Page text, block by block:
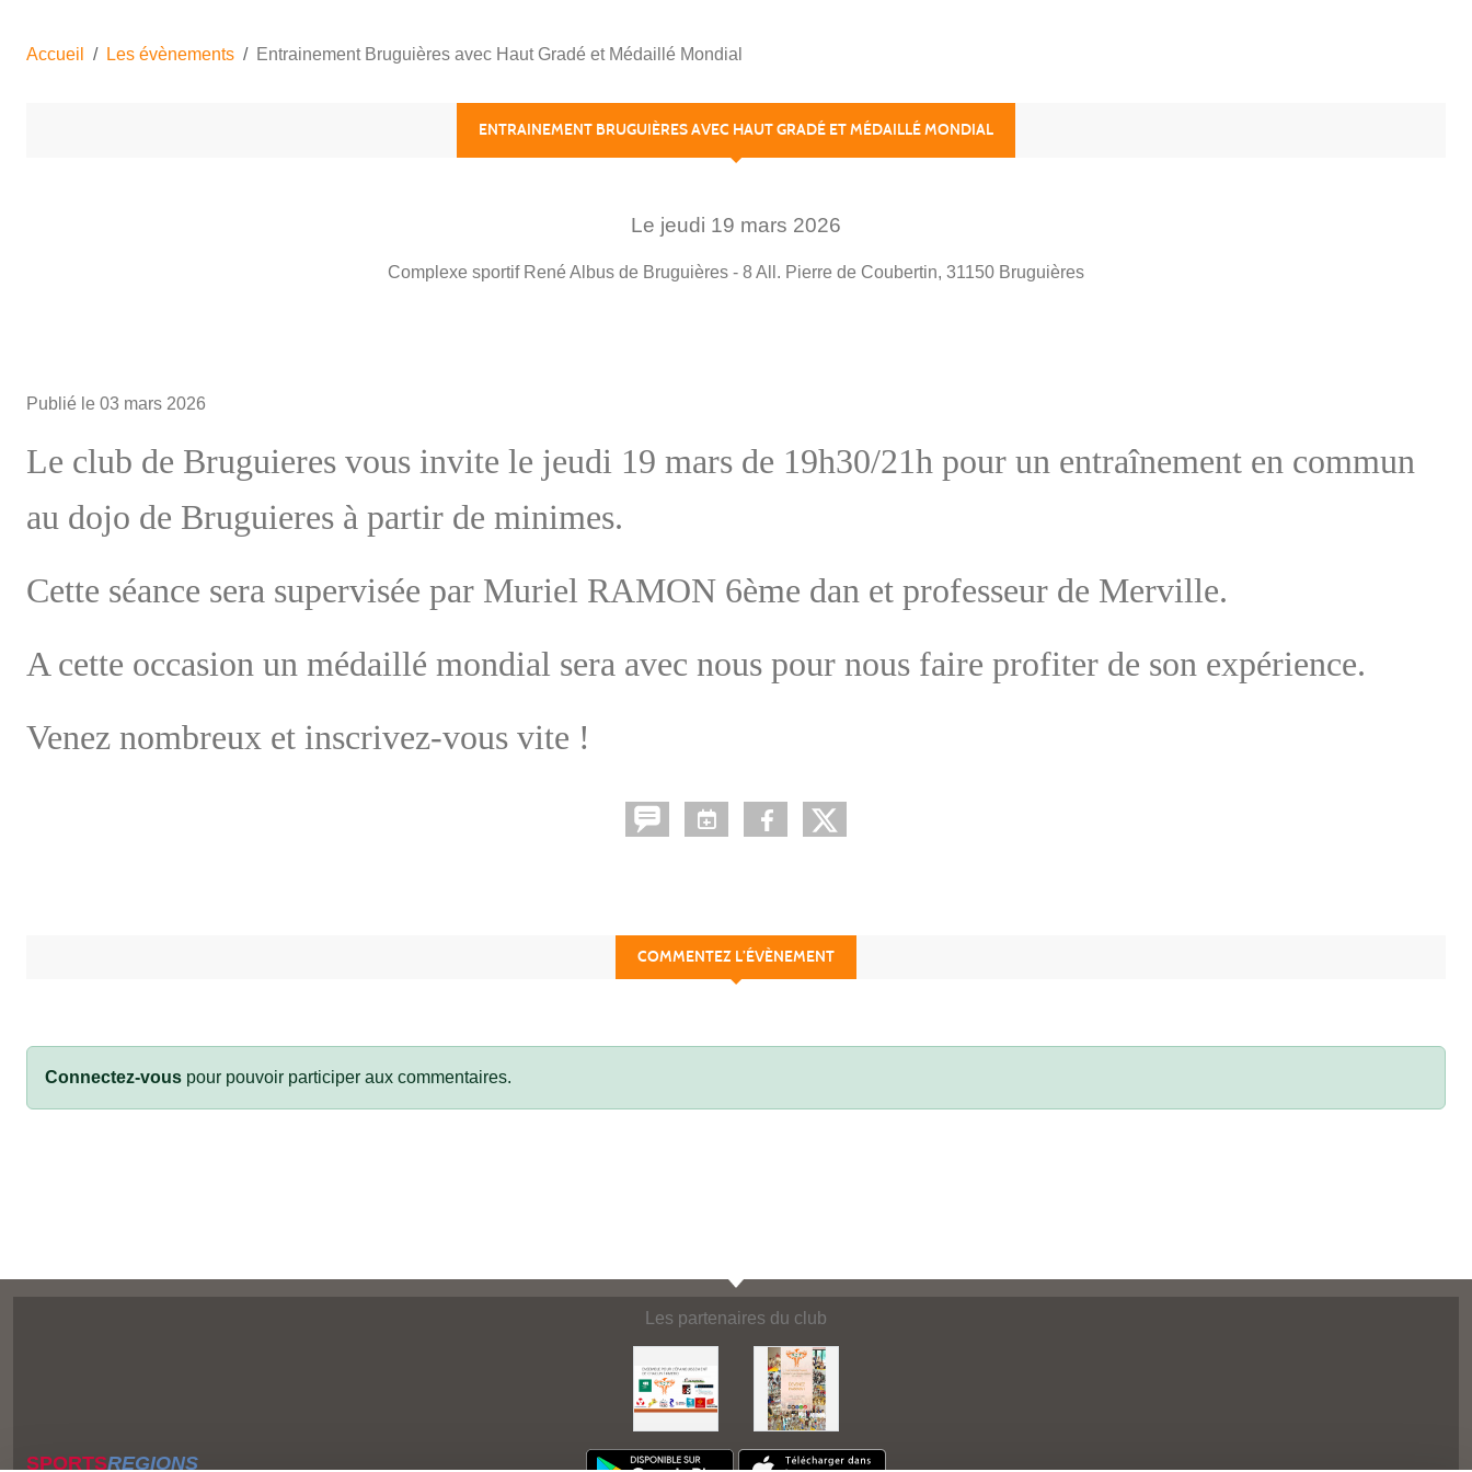
Accueil Les évènements Entrainement Bruguières avec Haut Gradé et Médaillé Mondial
ENTRAINEMENT BRUGUIÈRES AVEC HAUT GRADÉ ET MÉDAILLÉ MONDIAL
Le jeudi 19 mars 2026
Complexe sportif René Albus de Bruguières - 8 All. Pierre de Coubertin, 31150 Bruguières
Publié le 03 mars 2026
Le club de Bruguieres vous invite le jeudi 19 mars de 19h30/21h pour un entraînement en commun
au dojo de Bruguieres à partir de minimes.
Cette séance sera supervisée par Muriel RAMON 6ème dan et professeur de Merville.
A cette occasion un médaillé mondial sera avec nous pour nous faire profiter de son expérience.
Venez nombreux et inscrivez-vous vite !
COMMENTEZ L’ÉVÈNEMENT
Connectez-vous pour pouvoir participer aux commentaires.
Les partenaires du club
SPORTSREGIONS